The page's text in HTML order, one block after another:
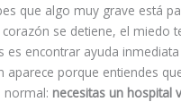
que algo muy grave está
se detiene, el miedo
es encontrar ayuda inmediata
aparece porque entiendes
normal: necesitas un hospital